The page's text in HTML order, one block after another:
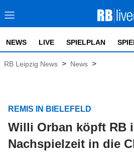
NEWS LIVE SPIELPLAN
RB Leipzig News > News >
REMIS IN BIELEFELD
Willi Orban köpft RB
Nachspielzeit in die